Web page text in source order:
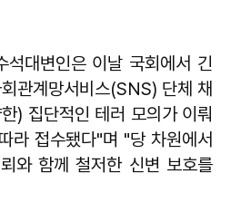
석대변인은 이날 국회에서 긴
관계망서비스(SNS) 단체 채
) 집단적인 테러 모의가 이뤄
라 접수됐다"며 "당 차원에서
와 함께 철저한 신변 보호를